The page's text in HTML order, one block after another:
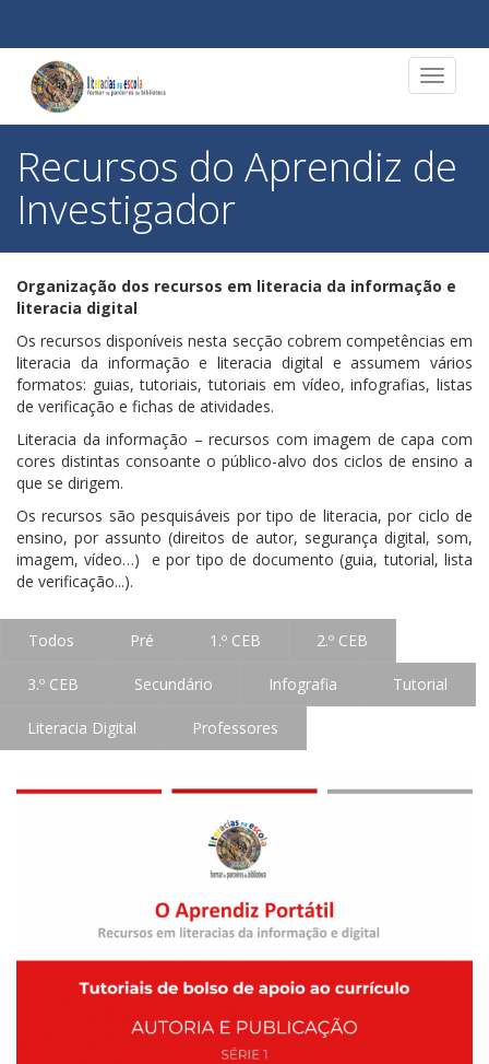
Toggle
Recursos do Aprendiz de
Investigador
Organização dos recursos em literacia da informação e
literacia digital
Os recursos disponíveis nesta secção cobrem competências em
literacia da informação e literacia digital e assumem vários
formatos: guias, tutoriais, tutoriais em vídeo, infografias, listas
de verificação e fichas de atividades.
Literacia da informação – recursos com imagem de capa com
cores distintas consoante o público-alvo dos ciclos de ensino a
que se dirigem.
Os recursos são pesquisáveis por tipo de literacia, por ciclo de
ensino, por assunto (direitos de autor, segurança digital, som,
imagem, vídeo…) e por tipo de documento (guia, tutorial, lista
de verificação...).
Todos Pré 1.º CEB 2.º CEB
3.º CEB Secundário Infografia Tutorial
Literacia Digital Professores